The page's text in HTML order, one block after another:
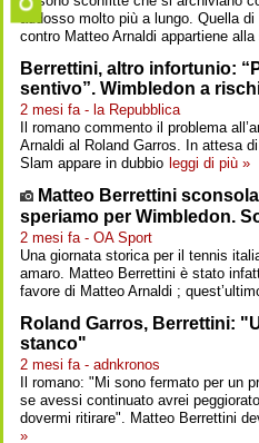
addosso molto più a lungo. Quella
contro Matteo Arnaldi appartiene
Berrettini, altro infortunio:
sentivo”. Wimbledon a
2 mesi fa - la Repubblica
Il romano commento il problema
Arnaldi al Roland Garros. In attesa
Slam appare in dubbio leggi di più »
Matteo Berrettini
speriamo per Wimbledon.
2 mesi fa - OA Sport
Una giornata storica per il tennis
amaro. Matteo Berrettini è stato
favore di Matteo Arnaldi ;
Roland Garros, Berrettini:
stanco"
2 mesi fa - adnkronos
Il romano: "Mi sono fermato per un
se avessi continuato avrei
dovermi ritirare". Matteo Berrettini
»